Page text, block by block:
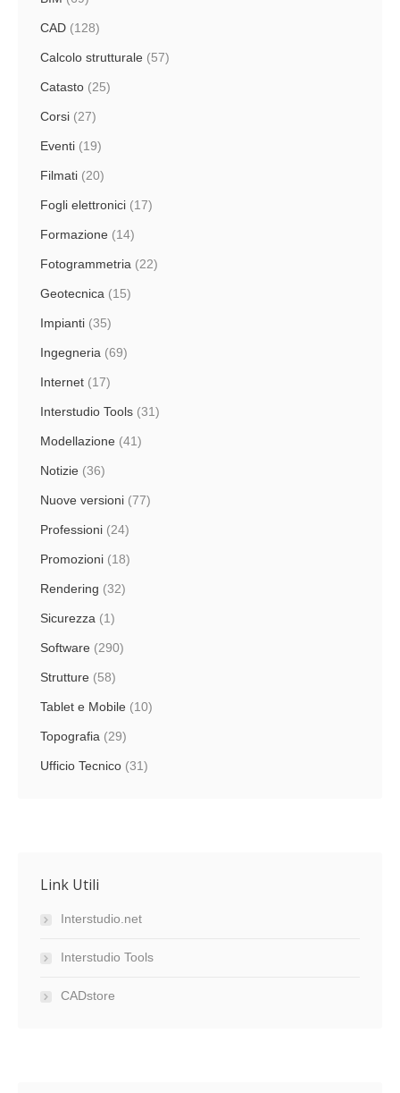
CAD (128)
Calcolo strutturale (57)
Catasto (25)
Corsi (27)
Eventi (19)
Filmati (20)
Fogli elettronici (17)
Formazione (14)
Fotogrammetria (22)
Geotecnica (15)
Impianti (35)
Ingegneria (69)
Internet (17)
Interstudio Tools (31)
Modellazione (41)
Notizie (36)
Nuove versioni (77)
Professioni (24)
Promozioni (18)
Rendering (32)
Sicurezza (1)
Software (290)
Strutture (58)
Tablet e Mobile (10)
Topografia (29)
Ufficio Tecnico (31)
Link Utili
Interstudio.net
Interstudio Tools
CADstore